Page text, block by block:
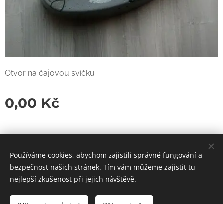
Otvor na čajovou svíčku
0,00 Kč
Cookies
Používáme cookies, abychom zajistili správné fungování a
bezpečnost našich stránek. Tím vám můžeme zajistit tu
nejlepší zkušenost při jejich návštěvě.